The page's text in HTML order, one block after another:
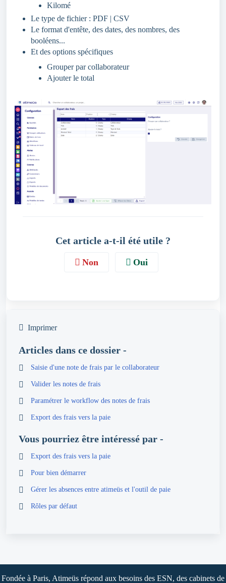
Kilomé
Le type de fichier : PDF | CSV
Le format d'entête, des dates, des nombres, des
booléens...
Et des options spécifiques
Grouper par collaborateur
Ajouter le total
Cet article a-t-il été utile ?
Non Oui
Imprimer
Articles dans ce dossier -
Saisie d'une note de frais par le collaborateur
Valider les notes de frais
Paramétrer le workflow des notes de frais
Export des frais vers la paie
Vous pourriez être intéressé par -
Export des frais vers la paie
Pour bien démarrer
Gérer les absences entre atimeüs et l'outil de paie
Rôles par défaut
Fondée à Paris, Atimeüs répond aux besoins des ESN, des cabinets de